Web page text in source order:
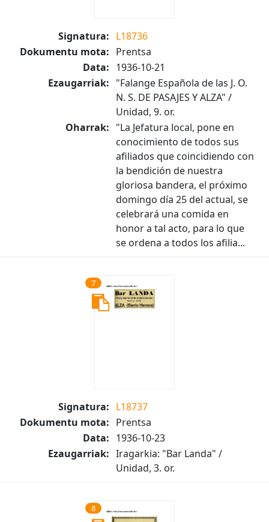
Signatura: L18736
Dokumentu mota: Prentsa
Data: 1936-10-21
Ezaugarriak: "Falange Española de las J. O.
N. S. DE PASAJES Y ALZA" /
Unidad, 9. or.
Oharrak: "La Jefatura local, pone en
conocimiento de todos sus
afiliados que coincidiendo con
la bendición de nuestra
gloriosa bandera, el próximo
domingo día 25 del actual, se
celebrará una comida en
honor a tal acto, para lo que
se ordena a todos los afilia...
7
Signatura: L18737
Dokumentu mota: Prentsa
Data: 1936-10-23
Ezaugarriak: Iragarkia: "Bar Landa" /
Unidad, 3. or.
8